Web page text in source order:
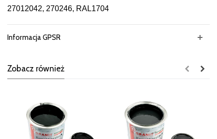
27012042, 270246, RAL1704
Informacja GPSR
Zobacz również